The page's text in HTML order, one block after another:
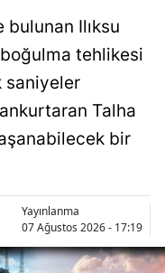
bulunan Ilıksu
tehlikesi
saniyeler
Talha
bir
Yayınlanma
07 Ağustos 2026 - 17:19